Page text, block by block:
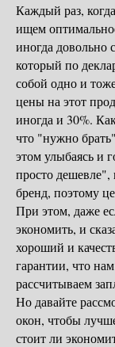
Каждый раз,
ищем
иногда довольно
который по
собой одно и
цены на этот
иногда и 30%.
что "нужно
этом улыбаясь и
просто
бренд, поэтому
При этом, даже
экономить, и
хороший и
гарантии, что
рассчитываем
Но давайте
окон, чтобы
стоит ли